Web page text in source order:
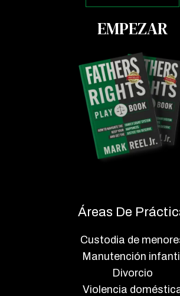
EMPEZAR
Áreas De
Custodia de
Manutención infantil
Divorcio
Violencia